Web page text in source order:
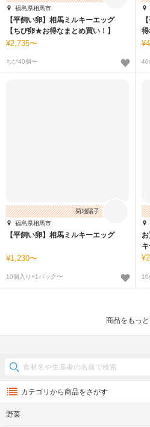
【平飼い卵】相馬ミルキーエッグ
【ちび卵★お得なまとめ買い！】
2,735〜
ちび40個〜
福島県相馬市
40
【平飼い卵】相馬ミルキーエッグ
1,230〜
10個入り×1パック〜
菊地陽子
福島県相馬市
10
商品をもっ
カテゴリから商品をさがす
野菜